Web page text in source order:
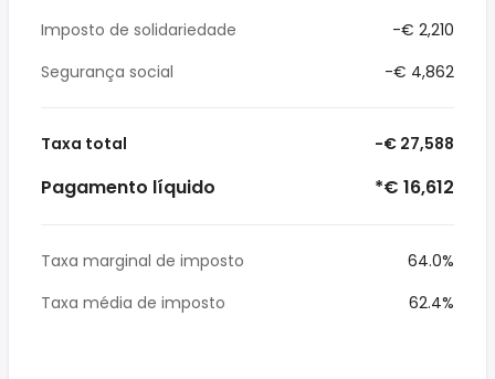
Imposto de solidariedade
-€ 2,210
Segurança social
-€ 4,862
Taxa total -€ 27,588
Pagamento líquido *€ 16,612
Taxa marginal de imposto
64.0%
Taxa média de imposto
62.4%